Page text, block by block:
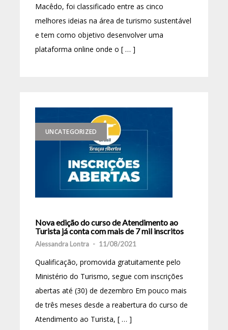
Macêdo, foi classificado entre as cinco
melhores ideias na área de turismo sustentável
e tem como objetivo desenvolver uma
plataforma online onde o [ … ]
UNCATEGORIZED
Nova edição do curso de Atendimento ao
Turista já conta com mais de 7 mil inscritos
Alessandra Lontra - 11/08/2021
Qualificação, promovida gratuitamente pelo
Ministério do Turismo, segue com inscrições
abertas até (30) de dezembro Em pouco mais
de três meses desde a reabertura do curso de
Atendimento ao Turista, [ … ]